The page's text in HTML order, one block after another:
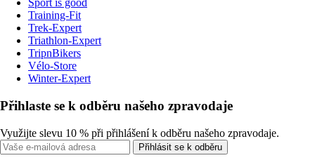
Sport is good
Training-Fit
Trek-Expert
Triathlon-Expert
TripnBikers
Vélo-Store
Winter-Expert
Přihlaste se k odběru našeho zpravodaje
Využijte slevu 10 % při přihlášení k odběru našeho zpravodaje.
Přihlásit se k odběru